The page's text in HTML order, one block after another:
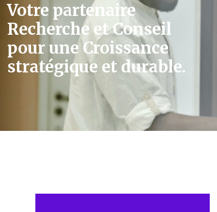
Votre partenaire
Recherche et Conseil
pour une Croissance
stratégique et durable.